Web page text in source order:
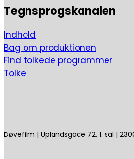
Her har de frivillige
Derudover møder vi en,
syg af cancer.
Tegnsprogskanalen
Indhold
Bag om produktionen
Find tolkede programmer
Tolke
Døvefilm | Uplandsgade 72, 1. sal |